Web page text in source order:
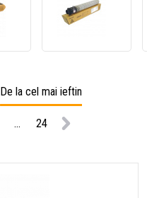
cyan
toner
De la cel mai ieftin
... 24